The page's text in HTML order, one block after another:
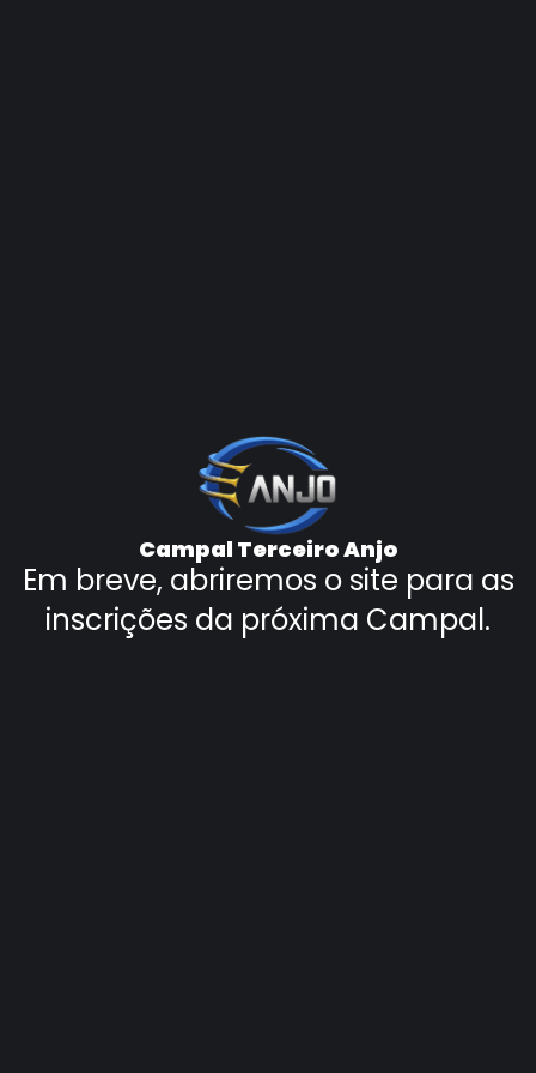
Campal Terceiro Anjo
Em breve, abriremos o site para as
inscrições da próxima Campal.